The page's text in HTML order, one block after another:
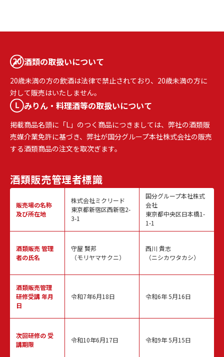
酒類の取扱いについて
20歳未満の方の飲酒は法律で禁止されており、20歳未満の方に
対して販売はいたしません。
みりん・料理酒等の取扱いについて
掲載商品名頭に「L」のつく商品につきましては、弊社の酒類販
売媒介業免許に基づき、弊社が国分グループ本社株式会社の販売
する酒類商品の注文を取次ぎます。
酒類販売管理者標識
販売場の名称
及び所在地
酒類販売管理
者の氏名
酒類販売管理
研修受講 年月
日
次回研修の受
講期限
株式会社ミクリード
東京都新宿区西新宿2-
3-1
守屋 賢邦
（モリヤマサクニ）
令和7年6月18日
令和10年6月17日
国分グループ本社株式
会社
東京都中央区日本橋1-
1-1
西川 貴志
（ニシカワタカシ）
令和6年 5月16日
令和9年 5月15日